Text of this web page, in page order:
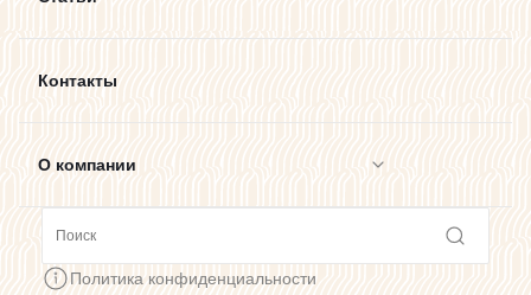
Контакты
О компании
Политика конфиденциальности